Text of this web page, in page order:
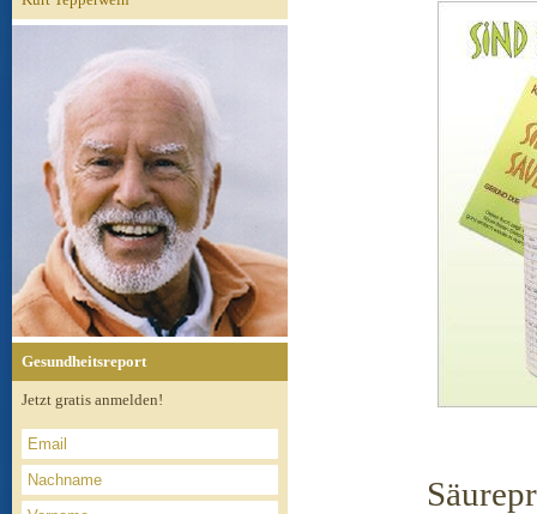
Gesundheitsreport
Jetzt gratis anmelden!